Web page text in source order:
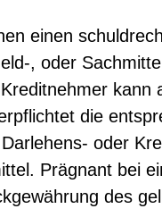
einen
, oder
kann
die
oder
Prägnant bei
des